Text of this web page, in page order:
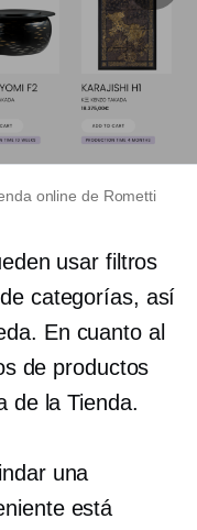
online de Rometti
usar filtros
categorías, así
En cuanto al
de productos
de la Tienda.
una
está